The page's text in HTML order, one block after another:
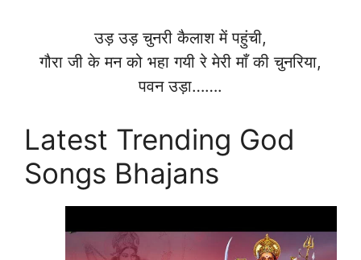
उड़ उड़ चुनरी कैलाश में पहुंची,
गौरा जी के मन को भहा गयी रे मेरी माँ की चुनरिया,
पवन उड़ा…….
Latest Trending God
Songs Bhajans